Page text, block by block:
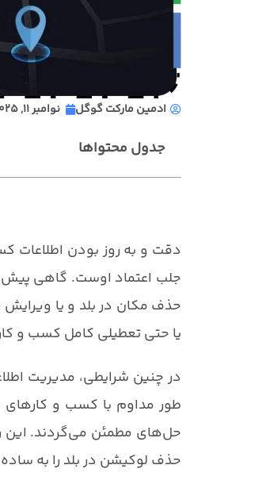
ادمین مارکت گوگل نوامبر 11, 2025
جدول محتواها
دقت و به روز بودن اطلاعات
جلب اعتماد اوست. گاهی پیش
حذف مکان در بلد و یا
یا حتی تعطیلی کامل کسب و
در چنین شرایطی، مدیریت
طور مداوم با کسب و کارهای
حل‌های مطمئن می‌گردند. این
حذف لوکیشن در بلد را به